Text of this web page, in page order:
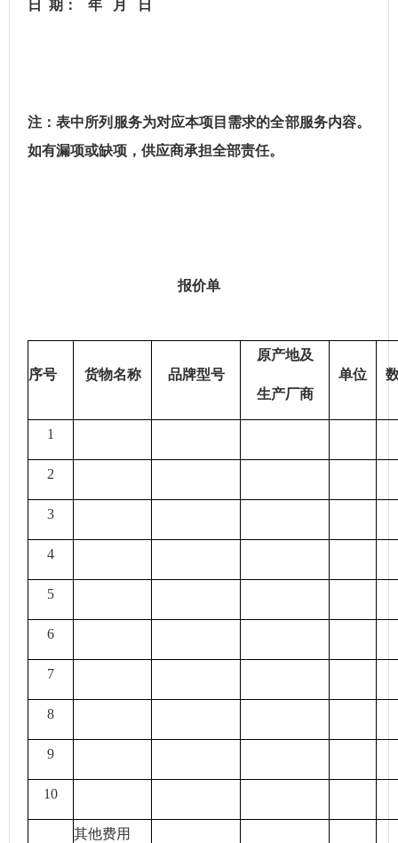
日 期： 年 月 日
注：表中所列服务为对应本项目需求的全部服务内容。
如有漏项或缺项，供应商承担全部责任。
报价单
序号 货物名称 品牌型号
原产地及
生产厂商
单位
1
2
3
4
5
6
7
8
9
10
其他费用